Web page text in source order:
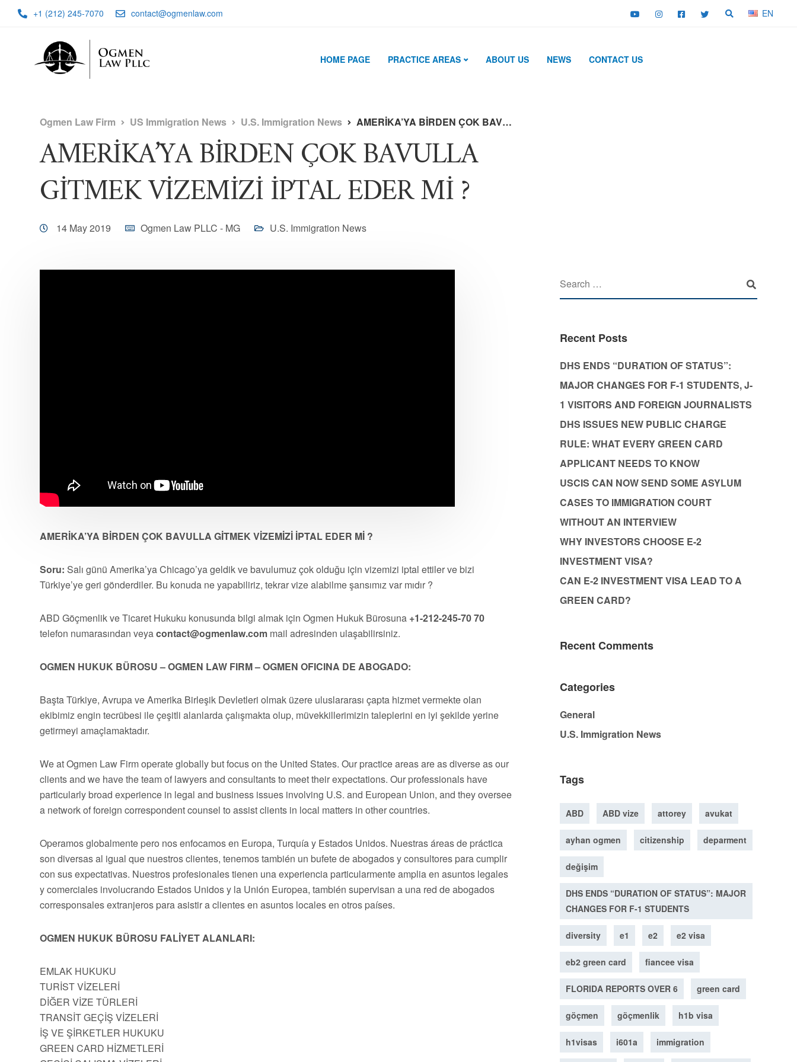
+1 (212) 245-7070 contact@ogmenlaw.com EN
HOME PAGE PRACTICE AREAS ABOUT US NEWS CONTACT US
Ogmen Law Firm US Immigration News U.S. Immigration News AMERİKA’YA BİRDEN ÇOK BAVULLA GİTMEK VİZEMİZİ İPTAL EDER Mİ ?
AMERİKA’YA BİRDEN ÇOK BAVULLA
GİTMEK VİZEMİZİ İPTAL EDER Mİ ?
14 May 2019 Ogmen Law PLLC - MG U.S. Immigration News
AMERİKA’YA BİRDEN ÇOK BAVULLA GİTMEK VİZEMİZİ İPTAL EDER Mİ ?
Soru: Salı günü Amerika’ya Chicago’ya geldik ve bavulumuz çok olduğu için vizemizi iptal ettiler ve bizi
Türkiye’ye geri gönderdiler. Bu konuda ne yapabiliriz, tekrar vize alabilme şansımız var mıdır ?
ABD Göçmenlik ve Ticaret Hukuku konusunda bilgi almak için Ogmen Hukuk Bürosuna +1-212-245-70 70
telefon numarasından veyacontact@ogmenlaw.com mail adresinden ulaşabilirsiniz.
OGMEN HUKUK BÜROSU – OGMEN LAW FIRM – OGMEN OFICINA DE ABOGADO:
Başta Türkiye, Avrupa ve Amerika Birleşik Devletleri olmak üzere uluslararası çapta hizmet vermekte olan
ekibimiz engin tecrübesi ile çeşitli alanlarda çalışmakta olup, müvekkillerimizin taleplerini en iyi şekilde yerine
getirmeyi amaçlamaktadır.
We at Ogmen Law Firm operate globally but focus on the United States. Our practice areas are as diverse as our
clients and we have the team of lawyers and consultants to meet their expectations. Our professionals have
particularly broad experience in legal and business issues involving U.S. and European Union, and they oversee
a network of foreign correspondent counsel to assist clients in local matters in other countries.
Operamos globalmente pero nos enfocamos en Europa, Turquía y Estados Unidos. Nuestras áreas de práctica
son diversas al igual que nuestros clientes, tenemos también un bufete de abogados y consultores para cumplir
con sus expectativas. Nuestros profesionales tienen una experiencia particularmente amplia en asuntos legales
y comerciales involucrando Estados Unidos y la Unión Europea, también supervisan a una red de abogados
corresponsales extranjeros para asistir a clientes en asuntos locales en otros países.
OGMEN HUKUK BÜROSU FALİYET ALANLARI:
EMLAK HUKUKU
TURİST VİZELERİ
DİĞER VİZE TÜRLERİ
TRANSİT GEÇİŞ VİZELERİ
İŞ VE ŞİRKETLER HUKUKU
GREEN CARD HİZMETLERİ
Recent Posts
DHS ENDS “DURATION OF STATUS”:
MAJOR CHANGES FOR F-1 STUDENTS, J-
1 VISITORS AND FOREIGN JOURNALISTS
DHS ISSUES NEW PUBLIC CHARGE
RULE: WHAT EVERY GREEN CARD
APPLICANT NEEDS TO KNOW
USCIS CAN NOW SEND SOME ASYLUM
CASES TO IMMIGRATION COURT
WITHOUT AN INTERVIEW
WHY INVESTORS CHOOSE E-2
INVESTMENT VISA?
CAN E-2 INVESTMENT VISA LEAD TO A
GREEN CARD?
Recent Comments
Categories
General
U.S. Immigration News
Tags
ABD ABD vize attorey avukat
ayhan ogmen citizenship deparment
değişim
DHS ENDS “DURATION OF STATUS”: MAJOR
CHANGES FOR F-1 STUDENTS
diversity e1 e2 e2 visa
eb2 green card fiancee visa
FLORIDA REPORTS OVER 6 green card
göçmen göçmenlik h1b visa
h1visas i601a immigration